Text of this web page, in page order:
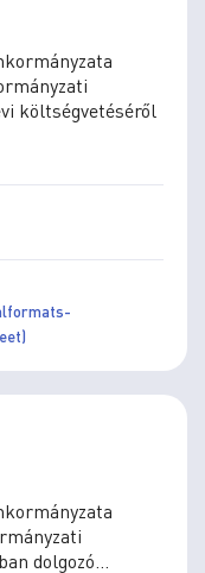
költségvetéséről
dolgozó